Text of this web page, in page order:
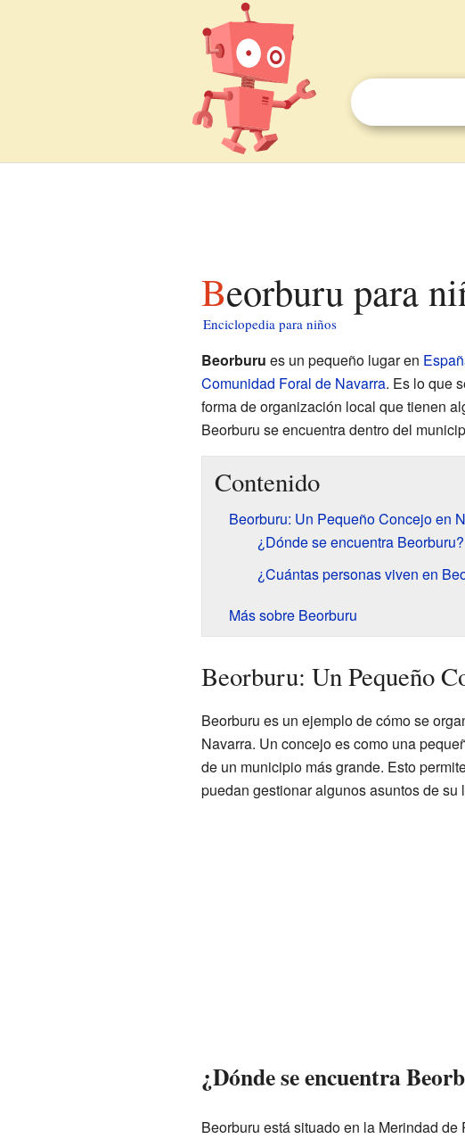
Beorburu para
Enciclopedia para niños
Beorburu es un pequeño lugar en
Comunidad Foral de Navarra. Es lo que
forma de organización local que tienen
Beorburu se encuentra dentro del
Contenido
Beorburu: Un Pequeño Concejo en
¿Dónde se encuentra Beorburu?
¿Cuántas personas viven en
Más sobre Beorburu
Beorburu: Un Pequeño
Beorburu es un ejemplo de cómo se
Navarra. Un concejo es como una
de un municipio más grande. Esto
puedan gestionar algunos asuntos de su
¿Dónde se encuentra
Beorburu está situado en la Merindad